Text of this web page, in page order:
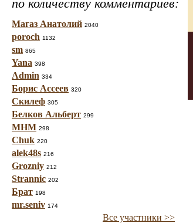
по количеству комментариев:
Магаз Анатолий 2040
poroch 1132
sm 865
Yana 398
Admin 334
Борис Ассеев 320
Скилеф 305
Белков Альберт 299
МНМ 298
Chuk 220
alek48s 216
Grozniy 212
Strannic 202
Брат 198
mr.seniv 174
Все участники >>